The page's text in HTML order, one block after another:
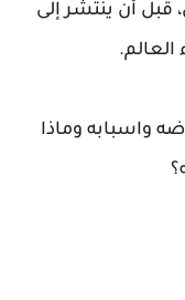
قبل أن ينتشر إلى
واسبابه وماذا